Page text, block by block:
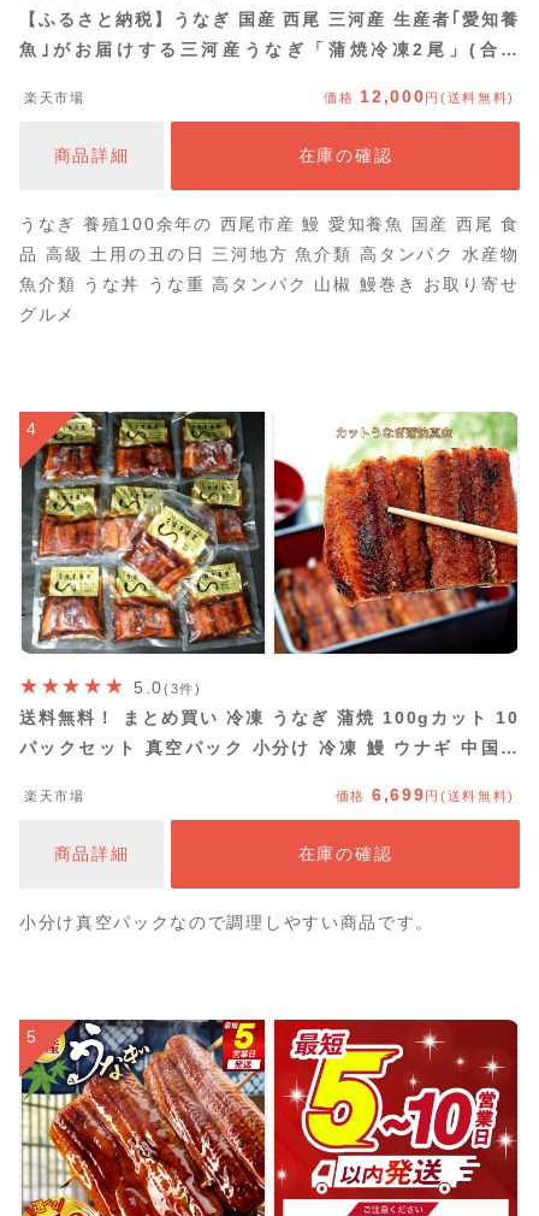
【ふるさと納税】うなぎ 国産 西尾 三河産 生産者｢愛知養
魚｣がお届けする三河産うなぎ「蒲焼冷凍2尾」(合計
産 日本産 愛知県産 西尾市 鰻 タレ付き たれセット 土用
楽天市場 価格 12,000円(送料無料)
商品詳細 在庫の確認
うなぎ 養殖100余年の 西尾市産 鰻 愛知養魚 国産 西尾 食
品 高級 土用の丑の日 三河地方 魚介類 高タンパク 水産物
魚介類 うな丼 うな重 高タンパク 山椒 鰻巻き お取り寄せ
グルメ
4
5.0(3件)
送料無料！ まとめ買い 冷凍 うなぎ 蒲焼 100gカット 10
パックセット 真空パック 小分け 冷凍 鰻 ウナギ 中国産
楽天市場 価格 6,699 円(送料無料)
商品詳細 在庫の確認
小分け真空パックなので調理しやすい商品です。
5